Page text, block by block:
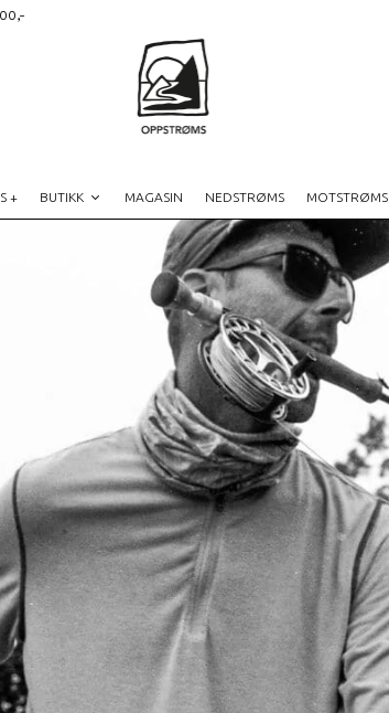
+ BUTIKK MAGASIN NEDSTRØMS MOTSTRØMS